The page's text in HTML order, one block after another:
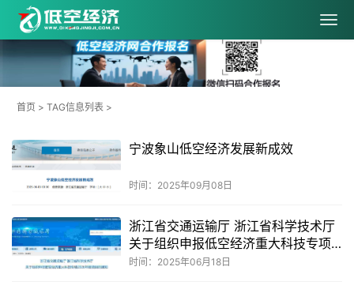
首页 > TAG信息列表 >
宁波象山低空经济发展新成效
时间：2025年09月08日
浙江省交通运输厅 浙江省科学技术厅
关于组织申报低空经济重大科技专项
2026年度项目的通知
时间：2025年06月18日